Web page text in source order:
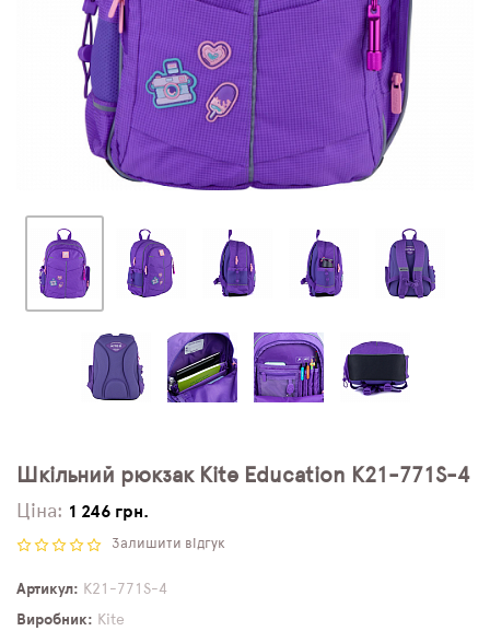
РОЗПРОДАЖ
Шкільний рюкзак Kite Education K21-771S-4
Ціна: 1 246 грн.
Залишити відгук
Артикул
K21-771S-4
Виробник
Kite